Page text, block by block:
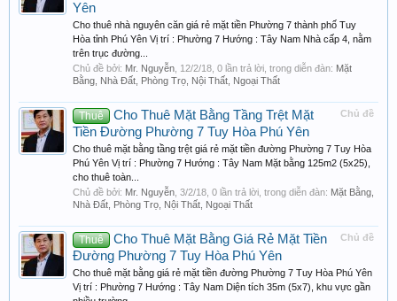
Yên
Cho thuê nhà nguyên căn giá rẻ mặt tiền Phường 7 thành phố Tuy
Hòa tỉnh Phú Yên Vị trí : Phường 7 Hướng : Tây Nam Nhà cấp 4, nằm
trên trục đường...
Chủ đề bởi: Mr. Nguyễn 12/2/18 , 0 lần trả lời, trong diễn đàn: Mặt
Bằng, Nhà Đất, Phòng Trọ, Nội Thất, Ngoại Thất
Chủ đề
Thuê
Cho Thuê Mặt Bằng Tầng Trệt Mặt
Tiền Đường Phường 7 Tuy Hòa Phú Yên
Cho thuê mặt bằng tầng trệt giá rẻ mặt tiền đường Phường 7 Tuy Hòa
Phú Yên Vị trí : Phường 7 Hướng : Tây Nam Mặt bằng 125m2 (5x25),
cho thuê toàn...
Chủ đề bởi: Mr. Nguyễn 3/2/18 , 0 lần trả lời, trong diễn đàn: Mặt Bằng,
Nhà Đất, Phòng Trọ, Nội Thất, Ngoại Thất
Chủ đề
Thuê
Cho Thuê Mặt Bằng Giá Rẻ Mặt Tiền
Đường Phường 7 Tuy Hòa Phú Yên
Cho thuê mặt bằng giá rẻ mặt tiền đường Phường 7 Tuy Hòa Phú Yên
Vị trí : Phường 7 Hướng : Tây Nam Diện tích 35m (5x7), khu vực gần